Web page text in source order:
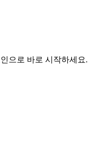
으로 바로 시작하세요.